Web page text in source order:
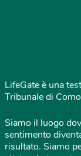
LifeGate è una
Tribunale di
Siamo il luogo
sentimento
risultato. Siamo